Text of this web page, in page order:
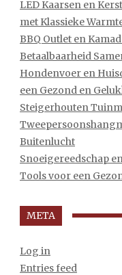
LED Kaarsen en
met Klassieke
BBQ Outlet en
Betaalbaarheid
Hondenvoer en
een Gezond en
Steigerhouten
Buitenlucht
Snoeigereedschap
Tools voor een
META
Log in
Entries feed